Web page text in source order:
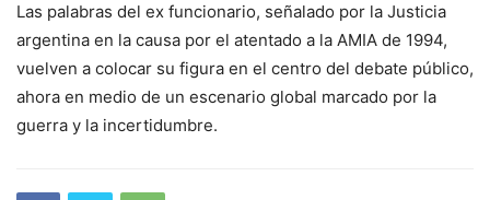
Las palabras del ex funcionario, señalado por la Justicia
argentina en la causa por el atentado a la AMIA de 1994,
vuelven a colocar su figura en el centro del debate público,
ahora en medio de un escenario global marcado por la
guerra y la incertidumbre.